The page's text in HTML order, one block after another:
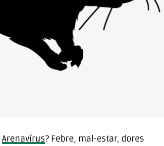
Arenavírus? Febre, mal-estar, dores